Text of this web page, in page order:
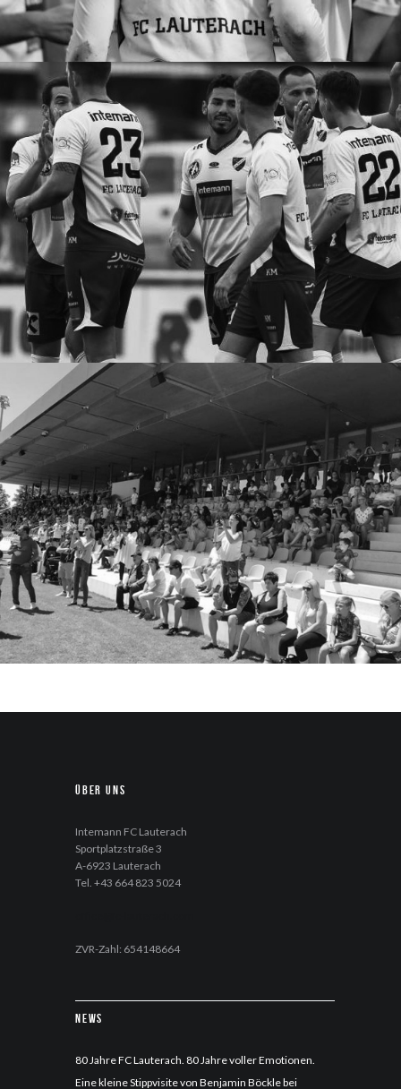
Über uns
Intemann FC Lauterach
Sportplatzstraße 3
A-6923 Lauterach
Tel. +43 664 823 5024
ZVR-Zahl: 654148664
News
80 Jahre FC Lauterach. 80 Jahre voller Emotionen.
Eine kleine Stippvisite von Benjamin Böckle bei